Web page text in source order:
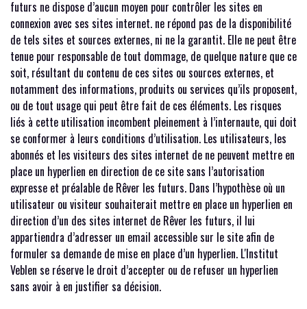
futurs ne dispose d’aucun moyen pour contrôler les sites en
connexion avec ses sites internet. ne répond pas de la disponibilité
de tels sites et sources externes, ni ne la garantit. Elle ne peut être
tenue pour responsable de tout dommage, de quelque nature que ce
soit, résultant du contenu de ces sites ou sources externes, et
notamment des informations, produits ou services qu’ils proposent,
ou de tout usage qui peut être fait de ces éléments. Les risques
liés à cette utilisation incombent pleinement à l’internaute, qui doit
se conformer à leurs conditions d’utilisation. Les utilisateurs, les
abonnés et les visiteurs des sites internet de ne peuvent mettre en
place un hyperlien en direction de ce site sans l’autorisation
expresse et préalable de Rêver les futurs. Dans l’hypothèse où un
utilisateur ou visiteur souhaiterait mettre en place un hyperlien en
direction d’un des sites internet de Rêver les futurs, il lui
appartiendra d’adresser un email accessible sur le site afin de
formuler sa demande de mise en place d’un hyperlien. L'Institut
Veblen se réserve le droit d’accepter ou de refuser un hyperlien
sans avoir à en justifier sa décision.